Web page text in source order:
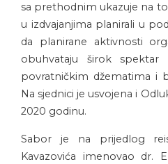
sa prethodnim ukazuje na
u izdvajanjima planirali u
da planirane aktivnosti
obuhvataju širok spektar
povratničkim džematima i
Na sjednici je usvojena i
2020 godinu.
Sabor je na prijedlog
Kavazovića imenovao dr.